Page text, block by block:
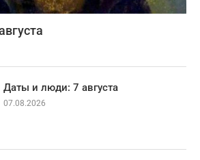
Даты и люди: 7 августа
07.08.2026